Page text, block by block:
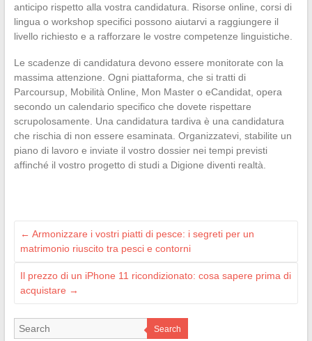
anticipo rispetto alla vostra candidatura. Risorse online, corsi di
lingua o workshop specifici possono aiutarvi a raggiungere il
livello richiesto e a rafforzare le vostre competenze linguistiche.
Le scadenze di candidatura devono essere monitorate con la
massima attenzione. Ogni piattaforma, che si tratti di
Parcoursup, Mobilità Online, Mon Master o eCandidat, opera
secondo un calendario specifico che dovete rispettare
scrupolosamente. Una candidatura tardiva è una candidatura
che rischia di non essere esaminata. Organizzatevi, stabilite un
piano di lavoro e inviate il vostro dossier nei tempi previsti
affinché il vostro progetto di studi a Digione diventi realtà.
← Armonizzare i vostri piatti di pesce: i segreti per un
matrimonio riuscito tra pesci e contorni
Il prezzo di un iPhone 11 ricondizionato: cosa sapere prima di
acquistare →
Search